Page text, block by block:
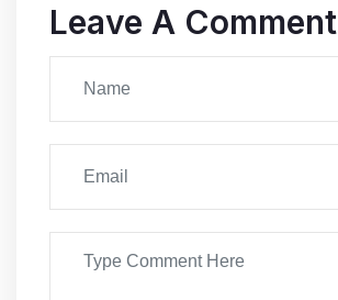
Leave A Comment